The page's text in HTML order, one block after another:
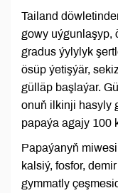
Tailand
gowy uýgunlaşyp,
gradus ýylylyk
ösüp ýetişýär,
gülläp başlaýar.
onuň ilkinji hasyly
papaýa agajy 100
Papaýanyň
kalsiý, fosfor,
gymmatly